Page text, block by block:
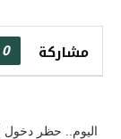
مشاركة 0
اليوم.. حظر دخول